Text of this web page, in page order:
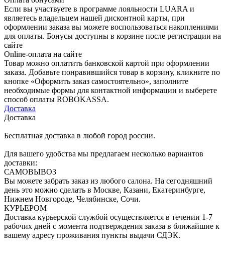
Если вы участвуете в программе лояльности LUARA и
являетесь владельцем нашей дисконтной карты, при
оформлении заказа вы можете воспользоваться накоплениями
для оплаты. Бонусы доступны в корзине после регистрации на
сайте
Online-оплата на сайте
Товар можно оплатить банковской картой при оформлении
заказа. Добавьте понравившийся товар в корзину, кликните по
кнопке «Оформить заказ самостоятельно», заполните
необходимые формы для контактной информации и выберете
способ оплаты ROBOKASSA.
Доставка
Доставка
Бесплатная доставка в любой город россии.
Для вашего удобства мы предлагаем несколько вариантов
доставки:
САМОВЫВОЗ
Вы можете забрать заказ из любого салона. На сегодняшний
день это можно сделать в Москве, Казани, Екатеринбурге,
Нижнем Новгороде, Челябинске, Сочи.
КУРЬЕРОМ
Доставка курьерской службой осуществляется в течении 1-7
рабочих дней с момента подтверждения заказа в ближайшие к
вашему адресу проживания пункты выдачи СДЭК.